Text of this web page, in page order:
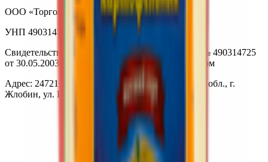
ООО «Торговая сеть «Продмир»
УНП 490314725
Свидетельство о государственной регистрации № 490314725
от 30.05.2003г выдано Гомельским облисполкомом
Адрес: 247210, Республика Беларусь, Гомельская обл., г.
Жлобин, ул. Козлова 2-А